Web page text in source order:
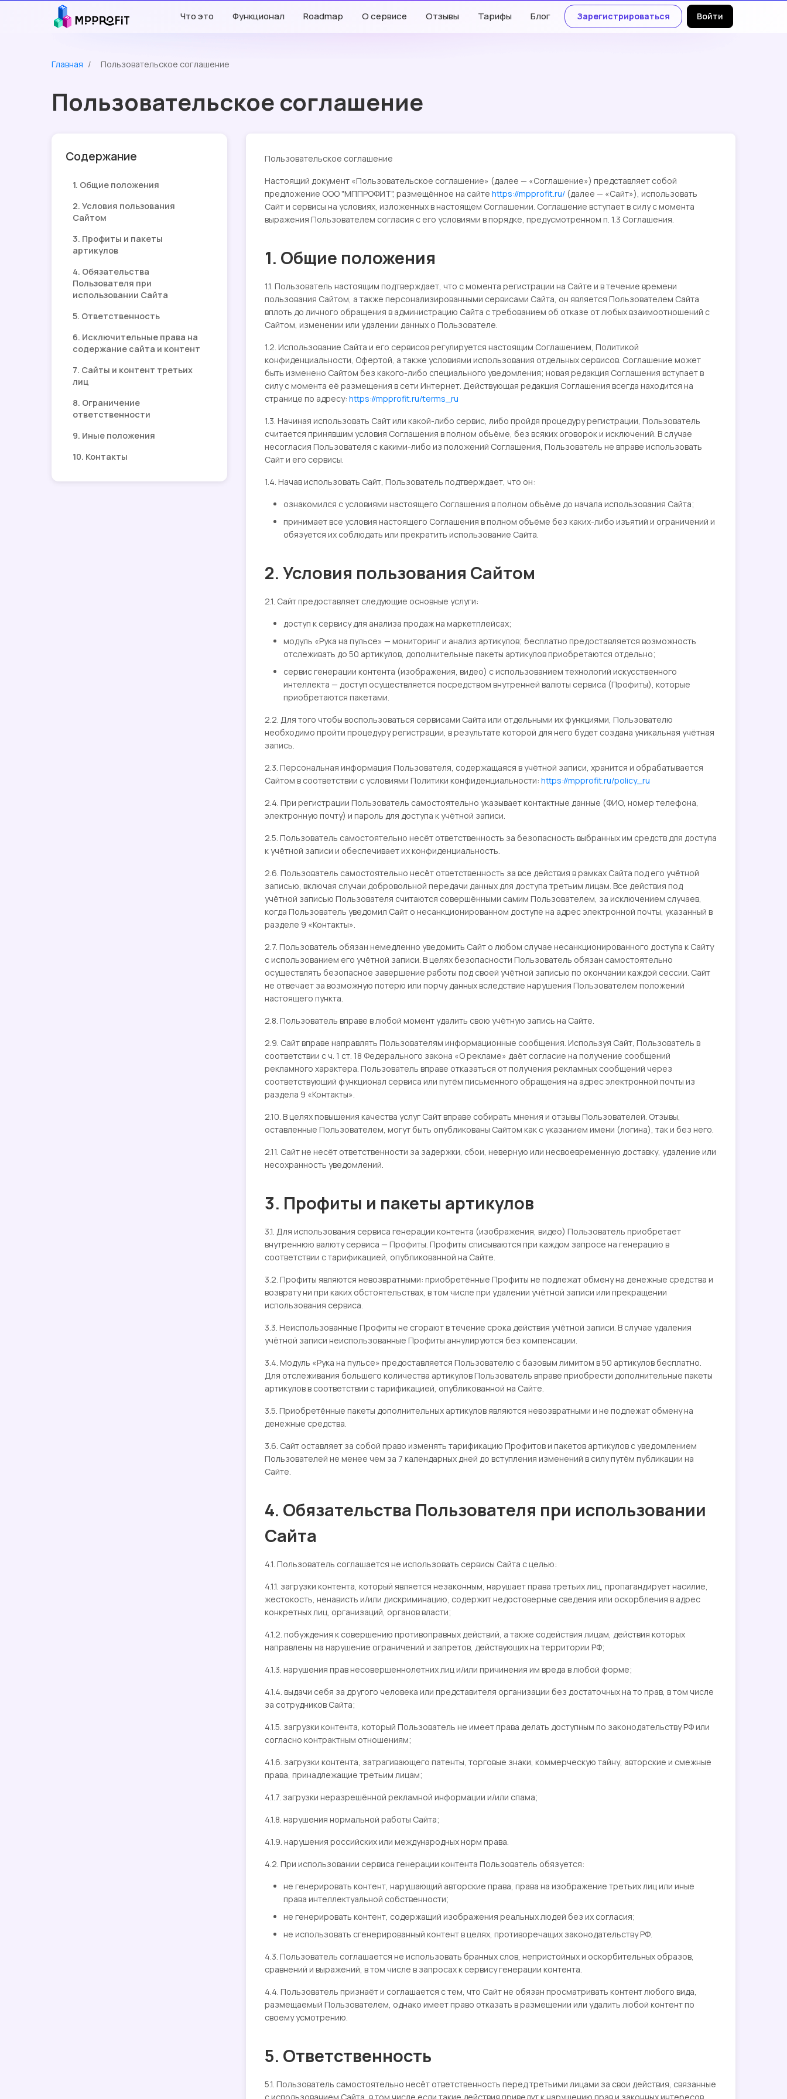
Главная / Пользовательское соглашение
Пользовательское соглашение
Содержание
1. Общие положения
2. Условия пользования
Сайтом
3. Профиты и пакеты
артикулов
4. Обязательства
Пользователя при
использовании Сайта
5. Ответственность
6. Исключительные права на
содержание сайта и контент
7. Сайты и контент третьих
лиц
8. Ограничение
ответственности
9. Иные положения
10. Контакты
Пользовательское соглашение
Настоящий документ «Пользовательское соглашение» (далее — «Соглашение») представляет собой
предложение ООО "МППРОФИТ", размещённое на сайте https://mpprofit.ru/ (далее — «Сайт»), использовать
Сайт и сервисы на условиях, изложенных в настоящем Соглашении. Соглашение вступает в силу с момента
выражения Пользователем согласия с его условиями в порядке, предусмотренном п. 1.3 Соглашения.
1. Общие положения
1.1. Пользователь настоящим подтверждает, что с момента регистрации на Сайте и в течение времени
пользования Сайтом, а также персонализированными сервисами Сайта, он является Пользователем Сайта
вплоть до личного обращения в администрацию Сайта с требованием об отказе от любых взаимоотношений с
Сайтом, изменении или удалении данных о Пользователе.
1.2. Использование Сайта и его сервисов регулируется настоящим Соглашением, Политикой
конфиденциальности, Офертой, а также условиями использования отдельных сервисов. Соглашение может
быть изменено Сайтом без какого-либо специального уведомления; новая редакция Соглашения вступает в
силу с момента её размещения в сети Интернет. Действующая редакция Соглашения всегда находится на
странице по адресу: https://mpprofit.ru/terms_ru
1.3. Начиная использовать Сайт или какой-либо сервис, либо пройдя процедуру регистрации, Пользователь
считается принявшим условия Соглашения в полном объёме, без всяких оговорок и исключений. В случае
несогласия Пользователя с какими-либо из положений Соглашения, Пользователь не вправе использовать
Сайт и его сервисы.
1.4. Начав использовать Сайт, Пользователь подтверждает, что он:
ознакомился с условиями настоящего Соглашения в полном объёме до начала использования Сайта;
принимает все условия настоящего Соглашения в полном объёме без каких-либо изъятий и ограничений и
обязуется их соблюдать или прекратить использование Сайта.
2. Условия пользования Сайтом
2.1. Сайт предоставляет следующие основные услуги:
доступ к сервису для анализа продаж на маркетплейсах;
модуль «Рука на пульсе» — мониторинг и анализ артикулов; бесплатно предоставляется возможность
отслеживать до 50 артикулов, дополнительные пакеты артикулов приобретаются отдельно;
сервис генерации контента (изображения, видео) с использованием технологий искусственного
интеллекта — доступ осуществляется посредством внутренней валюты сервиса (Профиты), которые
приобретаются пакетами.
2.2. Для того чтобы воспользоваться сервисами Сайта или отдельными их функциями, Пользователю
необходимо пройти процедуру регистрации, в результате которой для него будет создана уникальная учётная
запись.
2.3. Персональная информация Пользователя, содержащаяся в учётной записи, хранится и обрабатывается
Сайтом в соответствии с условиями Политики конфиденциальности: https://mpprofit.ru/policy_ru
2.4. При регистрации Пользователь самостоятельно указывает контактные данные (ФИО, номер телефона,
электронную почту) и пароль для доступа к учётной записи.
2.5. Пользователь самостоятельно несёт ответственность за безопасность выбранных им средств для доступа
к учётной записи и обеспечивает их конфиденциальность.
2.6. Пользователь самостоятельно несёт ответственность за все действия в рамках Сайта под его учётной
записью, включая случаи добровольной передачи данных для доступа третьим лицам. Все действия под
учётной записью Пользователя считаются совершёнными самим Пользователем, за исключением случаев,
когда Пользователь уведомил Сайт о несанкционированном доступе на адрес электронной почты, указанный в
разделе 9 «Контакты».
2.7. Пользователь обязан немедленно уведомить Сайт о любом случае несанкционированного доступа к Сайту
с использованием его учётной записи. В целях безопасности Пользователь обязан самостоятельно
осуществлять безопасное завершение работы под своей учётной записью по окончании каждой сессии. Сайт
не отвечает за возможную потерю или порчу данных вследствие нарушения Пользователем положений
настоящего пункта.
2.8. Пользователь вправе в любой момент удалить свою учётную запись на Сайте.
2.9. Сайт вправе направлять Пользователям информационные сообщения. Используя Сайт, Пользователь в
соответствии с ч. 1 ст. 18 Федерального закона «О рекламе» даёт согласие на получение сообщений
рекламного характера. Пользователь вправе отказаться от получения рекламных сообщений через
соответствующий функционал сервиса или путём письменного обращения на адрес электронной почты из
раздела 9 «Контакты».
2.10. В целях повышения качества услуг Сайт вправе собирать мнения и отзывы Пользователей. Отзывы,
оставленные Пользователем, могут быть опубликованы Сайтом как с указанием имени (логина), так и без него.
2.11. Сайт не несёт ответственности за задержки, сбои, неверную или несвоевременную доставку, удаление или
несохранность уведомлений.
3. Профиты и пакеты артикулов
3.1. Для использования сервиса генерации контента (изображения, видео) Пользователь приобретает
внутреннюю валюту сервиса — Профиты. Профиты списываются при каждом запросе на генерацию в
соответствии с тарификацией, опубликованной на Сайте.
3.2. Профиты являются невозвратными: приобретённые Профиты не подлежат обмену на денежные средства и
возврату ни при каких обстоятельствах, в том числе при удалении учётной записи или прекращении
использования сервиса.
3.3. Неиспользованные Профиты не сгорают в течение срока действия учётной записи. В случае удаления
учётной записи неиспользованные Профиты аннулируются без компенсации.
3.4. Модуль «Рука на пульсе» предоставляется Пользователю с базовым лимитом в 50 артикулов бесплатно.
Для отслеживания большего количества артикулов Пользователь вправе приобрести дополнительные пакеты
артикулов в соответствии с тарификацией, опубликованной на Сайте.
3.5. Приобретённые пакеты дополнительных артикулов являются невозвратными и не подлежат обмену на
денежные средства.
3.6. Сайт оставляет за собой право изменять тарификацию Профитов и пакетов артикулов с уведомлением
Пользователей не менее чем за 7 календарных дней до вступления изменений в силу путём публикации на
Сайте.
4. Обязательства Пользователя при использовании
Сайта
4.1. Пользователь соглашается не использовать сервисы Сайта с целью:
4.1.1. загрузки контента, который является незаконным, нарушает права третьих лиц, пропагандирует насилие,
жестокость, ненависть и/или дискриминацию, содержит недостоверные сведения или оскорбления в адрес
конкретных лиц, организаций, органов власти;
4.1.2. побуждения к совершению противоправных действий, а также содействия лицам, действия которых
направлены на нарушение ограничений и запретов, действующих на территории РФ;
4.1.3. нарушения прав несовершеннолетних лиц и/или причинения им вреда в любой форме;
4.1.4. выдачи себя за другого человека или представителя организации без достаточных на то прав, в том числе
за сотрудников Сайта;
4.1.5. загрузки контента, который Пользователь не имеет права делать доступным по законодательству РФ или
согласно контрактным отношениям;
4.1.6. загрузки контента, затрагивающего патенты, торговые знаки, коммерческую тайну, авторские и смежные
права, принадлежащие третьим лицам;
4.1.7. загрузки неразрешённой рекламной информации и/или спама;
4.1.8. нарушения нормальной работы Сайта;
4.1.9. нарушения российских или международных норм права.
4.2. При использовании сервиса генерации контента Пользователь обязуется:
не генерировать контент, нарушающий авторские права, права на изображение третьих лиц или иные
права интеллектуальной собственности;
не генерировать контент, содержащий изображения реальных людей без их согласия;
не использовать сгенерированный контент в целях, противоречащих законодательству РФ.
4.3. Пользователь соглашается не использовать бранных слов, непристойных и оскорбительных образов,
сравнений и выражений, в том числе в запросах к сервису генерации контента.
4.4. Пользователь признаёт и соглашается с тем, что Сайт не обязан просматривать контент любого вида,
размещаемый Пользователем, однако имеет право отказать в размещении или удалить любой контент по
своему усмотрению.
5. Ответственность
5.1. Пользователь самостоятельно несёт ответственность перед третьими лицами за свои действия, связанные
Что это Функционал Roadmap О сервисе Отзывы Тарифы Блог Зарегистрироваться Войти